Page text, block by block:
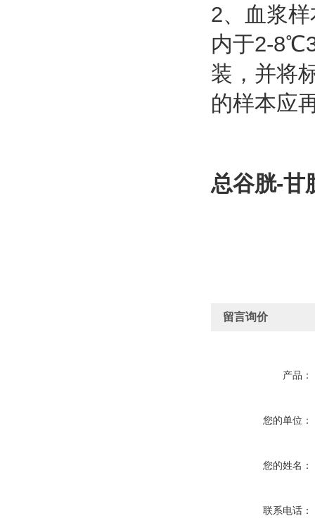
2、血浆
内于2-
装，并将
的样本应
总谷胱-甘
留言询价
产品：
您的单位：
您的姓名：
联系电话：